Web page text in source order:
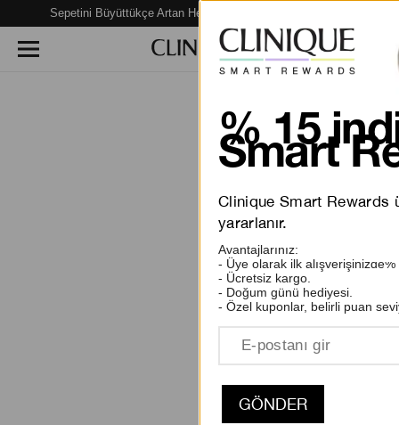
Sepetini Büyüttükçe Artan Hediye Fırsatları Seni Bekliyor!
% 15
Smart
Clinique Smart Rewards
yararlanır.
Avantajlarınız:
- Üye olarak ilk
- Ücretsiz kargo.
- Doğum günü hediyesi.
- Özel kuponlar, belirli puan